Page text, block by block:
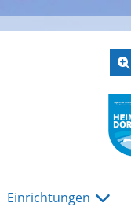
Einrichtungen